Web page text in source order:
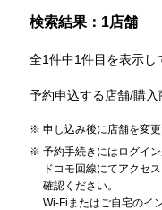
検索結果：1店舗
全1件中1件目を表示し
予約申込する店舗/購入
申し込み後に店舗を変
予約手続きにはログイン
ドコモ回線にてアクセ
確認ください。
Wi-Fiまたはご自宅のイ